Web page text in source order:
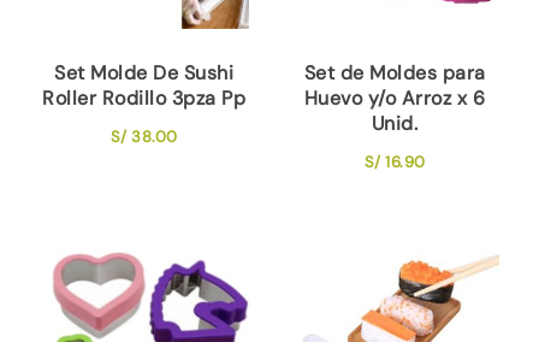
Set Molde De Sushi
Roller Rodillo 3pza Pp
S/38.00
Set de Moldes para
Huevo y/o Arroz x 6
Unid.
S/16.90